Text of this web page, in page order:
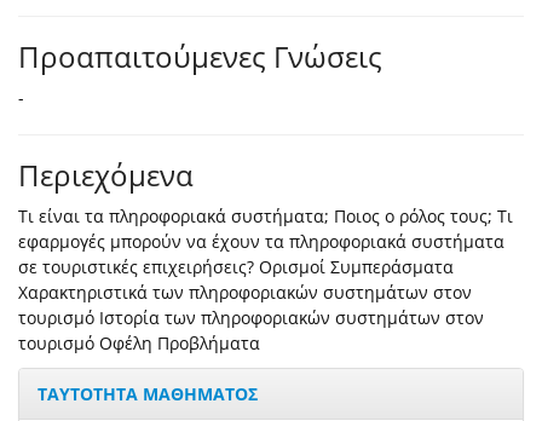
Προαπαιτούμενες Γνώσεις
-
Περιεχόμενα
Τι είναι τα πληροφοριακά συστήματα; Ποιος ο ρόλος τους; Τι
εφαρμογές μπορούν να έχουν τα πληροφοριακά συστήματα
σε τουριστικές επιχειρήσεις? Ορισμοί Συμπεράσματα
Χαρακτηριστικά των πληροφοριακών συστημάτων στον
τουρισμό Ιστορία των πληροφοριακών συστημάτων στον
τουρισμό Οφέλη Προβλήματα
ΤΑΥΤΟΤΗΤΑ ΜΑΘΗΜΑΤΟΣ